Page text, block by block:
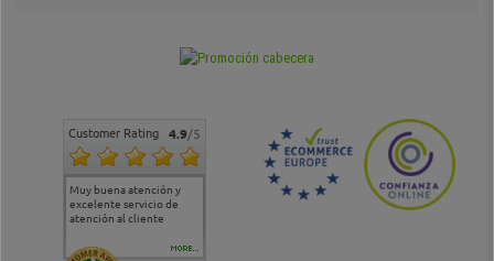
Customer Rating 4.9/5
Muy buena atención y
excelente servicio de
atención al cliente
Muy buena atención de
cara al asesoramiento
Si estoy contento
MORE...